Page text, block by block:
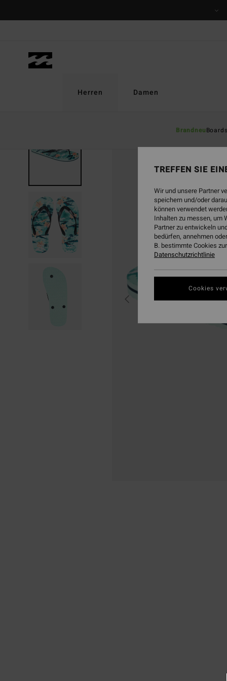
Herren
Brandneu
Damen
TREFFEN SIE
Wir und unsere Partner
speichern und/oder
können verwendet
Inhalten zu messen, um
Partner zu entwickeln
bedürfen, annehmen
B. bestimmte Cookies
Datenschutzrichtlinie
Cookies